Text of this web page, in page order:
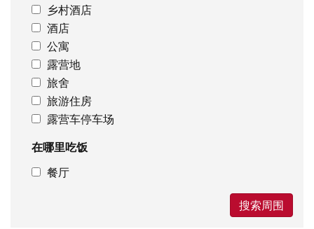
乡村酒店
酒店
公寓
露营地
旅舍
旅游住房
露营车停车场
在哪里吃饭
餐厅
搜索周围